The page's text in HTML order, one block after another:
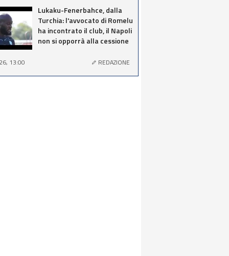
Lukaku-Fenerbahce, dalla
Turchia: l'avvocato di Romelu
ha incontrato il club, il Napoli
non si opporrà alla cessione
13:00 REDAZIONE